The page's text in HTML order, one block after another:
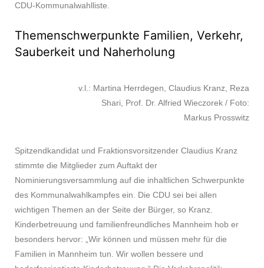
CDU-Kommunalwahlliste.
Themenschwerpunkte Familien, Verkehr,
Sauberkeit und Naherholung
v.l.: Martina Herrdegen, Claudius Kranz, Reza
Shari, Prof. Dr. Alfried Wieczorek / Foto:
Markus Prosswitz
Spitzendkandidat und Fraktionsvorsitzender Claudius Kranz
stimmte die Mitglieder zum Auftakt der
Nominierungsversammlung auf die inhaltlichen Schwerpunkte
des Kommunalwahlkampfes ein. Die CDU sei bei allen
wichtigen Themen an der Seite der Bürger, so Kranz.
Kinderbetreuung und familienfreundliches Mannheim hob er
besonders hervor: „Wir können und müssen mehr für die
Familien in Mannheim tun. Wir wollen bessere und